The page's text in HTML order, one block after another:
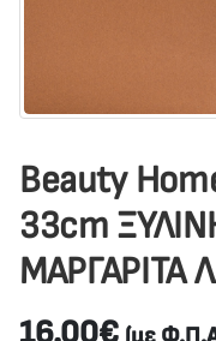
Beauty
33cm
ΜΑΡΓΑΡΙΤΑ
16.00€